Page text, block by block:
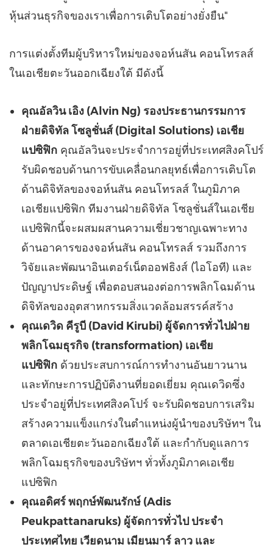
หุ้นส่วนธุรกิจของเราเพื่อการเติบโตอย่างยั่งยืน"
การแต่งตั้งทีมผู้บริหารใหม่ของจอห์นสัน คอนโทรลส์
ในเอเชียตะวันออกเฉียงใต้ มีดังนี้
คุณอัลวิน เอิง (Alvin Ng) รองประธานกรรมการ
ฝ่ายดิจิทัล โซลูชั่นส์ (Digital Solutions) เอเชีย
แปซิฟิก คุณอัลวินจะประจำการอยู่ที่ประเทศสิงคโปร์
รับผิดชอบด้านการขับเคลื่อนกลยุทธ์เพื่อการเติบโต
ด้านดิจิทัลของจอห์นสัน คอนโทรลส์ ในภูมิภาค
เอเชียแปซิฟิก ทีมงานฝ่ายดิจิทัล โซลูชั่นส์ในเอเชีย
แปซิฟิกนี้จะผสมผสานความเชี่ยวชาญเฉพาะทาง
ด้านอาคารของจอห์นสัน คอนโทรลส์ รวมถึงการ
วิจัยและพัฒนาอินเตอร์เน็ตออฟธิงส์ (ไอโอที) และ
ปัญญาประดิษฐ์ เพื่อตอบสนองต่อการพลิกโฉมด้าน
ดิจิทัลของอุตสาหกรรมสิ่งแวดล้อมสรรค์สร้าง
คุณเดวิด คีรูบี (David Kirubi) ผู้จัดการทั่วไปฝ่าย
พลิกโฉมธุรกิจ (transformation) เอเชีย
แปซิฟิก ด้วยประสบการณ์การทำงานอันยาวนาน
และทักษะการปฏิบัติงานที่ยอดเยี่ยม คุณเดวิดซึ่ง
ประจำอยู่ที่ประเทศสิงคโปร์ จะรับผิดชอบการเสริม
สร้างความแข็งแกร่งในตำแหน่งผู้นำของบริษัทฯ ใน
ตลาดเอเชียตะวันออกเฉียงใต้ และกำกับดูแลการ
พลิกโฉมธุรกิจของบริษัทฯ ทั่วทั้งภูมิภาคเอเชีย
แปซิฟิก
คุณอดิศร์ พฤกษ์พัฒนรักษ์ (Adis
Peukpattanaruks) ผู้จัดการทั่วไป ประจำ
ประเทศไทย เวียดนาม เมียนมาร์ ลาว และ